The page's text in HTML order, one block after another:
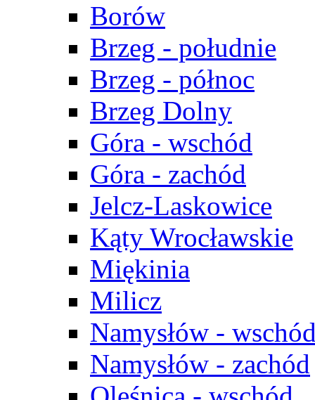
Borów
Brzeg - południe
Brzeg - północ
Brzeg Dolny
Góra - wschód
Góra - zachód
Jelcz-Laskowice
Kąty Wrocławskie
Miękinia
Milicz
Namysłów -
Namysłów - zachód